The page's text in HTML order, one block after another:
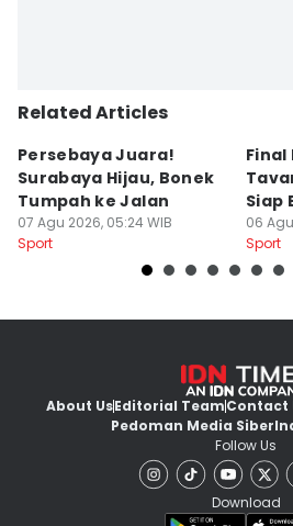
Related Articles
Persebaya Juara!
Surabaya Hijau, Bonek
Tumpah ke Jalan
07 Agu 2026, 05:24 WIB
Sport
Final
Siap
06
Sport
About UsEditorial TeamContact
Pedoman Media Siber
Follow Us
Download